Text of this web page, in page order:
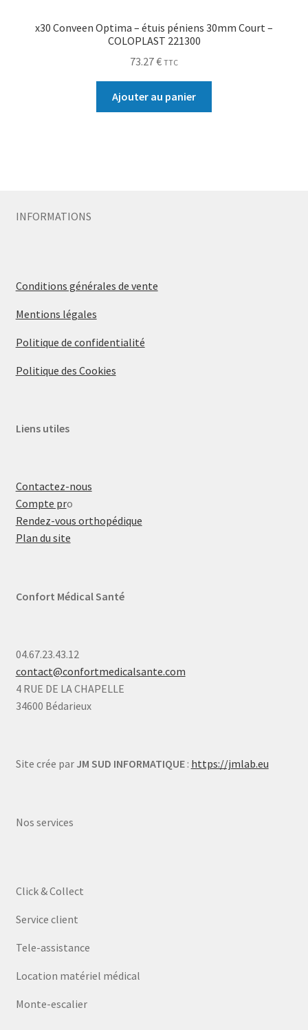
x30 Conveen Optima – étuis péniens 30mm Court –
COLOPLAST 221300
73.27€ TTC
Ajouter au panier
INFORMATIONS
Conditions générales de vente
Mentions légales
Politique de confidentialité
Politique des Cookies
Liens utiles
Contactez-nous
Compte pro
Rendez-vous orthopédique
Plan du site
Confort Médical Santé
04.67.23.43.12
contact@confortmedicalsante.com
4 RUE DE LA CHAPELLE
34600 Bédarieux
Site crée par JM SUD INFORMATIQUE: https://jmlab.eu
Nos services
Click & Collect
Service client
Tele-assistance
Location matériel médical
Monte-escalier